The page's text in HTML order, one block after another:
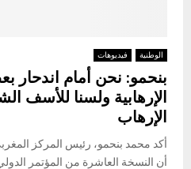
الوطنية فيديوهات
بنحمو: نحن أمام اندحار
الإرهابية ولسنا للأسف
الإرهاب
أكد محمد بنحمو، رئيس المركز
أن النسخة العاشرة من المؤتمر